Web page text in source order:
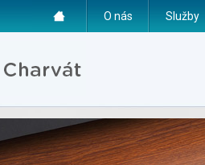
O nás Služby